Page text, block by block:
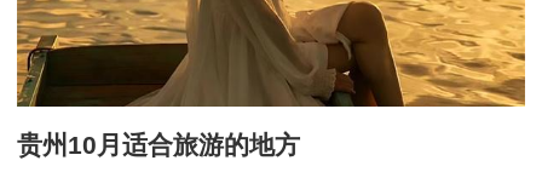
贵州10月适合旅游的地方